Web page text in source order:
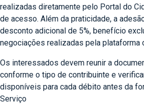
realizadas diretamente pelo Portal do
de acesso. Além da praticidade, a
desconto adicional de 5%, benefício
negociações realizadas pela plataforma
Os interessados devem reunir a
conforme o tipo de contribuinte e
disponíveis para cada débito antes da
Serviço